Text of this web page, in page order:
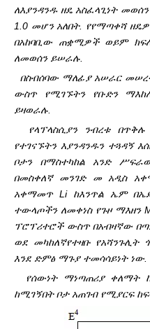
ለእያንዳንዱ ዘዴ አስፈላጊነት
1.0 መሆን አለበት. የየማጣቀሻ
በአከባቢው ጠቋሚዎች ወይም
ለመወሰን ይሠራሉ.
በስብሰባው ማለፊያ አሠራር
ውስጥ የሚገኙትን የቡድን
ይዛወራሉ.
የላፕላስሲያን ንብረቱ
የተገናኙትን እያንዳንዱን ተጓዳኝ
ቦታን በማስተካከል አንድ
በመስቀለኛ መንገድ መ አዲስ
አቀማመጥ Li ከእንጥል ኤም
ተውላጦችን ለመቀነስ የጉዞ ማእዘን
ፕሮፕሪተሮች ውስጥ በአብዛኛው
ወደ መካከለኛየተዛቡ የአሻንጉሊት
እንደ ድምፅ ማጉያ ተመሳሳይነት ነው.
የሰውነት ማነጣጠሪያ ቀለማት
ከሚገኝበት ቦታ አጠገብ የሚያርፍ